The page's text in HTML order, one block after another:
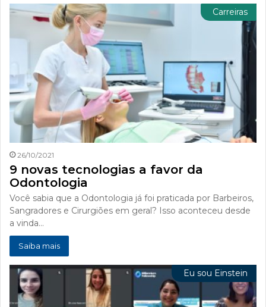
Carreiras
26/10/2021
9 novas tecnologias a favor da
Odontologia
Você sabia que a Odontologia já foi praticada por Barbeiros,
Sangradores e Cirurgiões em geral? Isso aconteceu desde
a vinda…
Saiba mais
Eu sou Einstein